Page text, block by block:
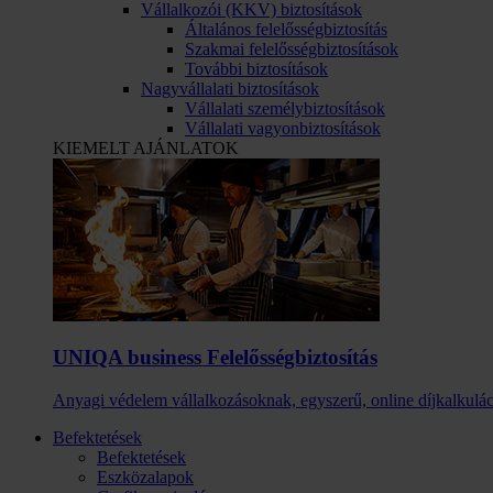
Vállalkozói (KKV) biztosítások
Általános felelősségbiztosítás
Szakmai felelősségbiztosítások
További biztosítások
Nagyvállalati biztosítások
Vállalati személybiztosítások
Vállalati vagyonbiztosítások
KIEMELT AJÁNLATOK
UNIQA business Felelősség­biztosítás
Anyagi védelem vállalkozásoknak, egyszerű, online
Befektetések
Befektetések
Eszközalapok